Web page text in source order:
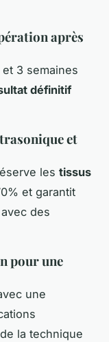
après
3 semaines
définitif
et
les tissus
et garantit
des
pour une
une
la technique